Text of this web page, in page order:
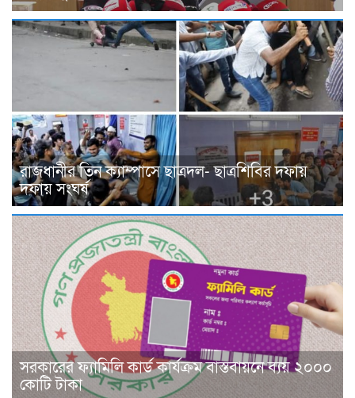
রাজধানীর তিন ক্যাম্পাসে ছাত্রদল- ছাত্রশিবির দফায়
দফায় সংঘর্ষ
সরকারের ফ্যামিলি কার্ড কার্যক্রম বাস্তবায়নে ব্যয় ২০০০
কোটি টাকা